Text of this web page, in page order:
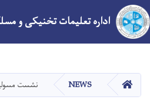
main
اداره تعلیمات تخنیکی و
HOME
NEWS نشست